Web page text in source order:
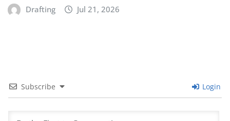
Drafting Jul 21, 2026
Subscribe Login